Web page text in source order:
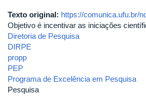
Texto original: https://comunica.ufu.br/
Objetivo é incentivar as iniciações
Diretoria de Pesquisa
DIRPE
propp
PEP
Programa de Excelência em Pesquisa
Pesquisa